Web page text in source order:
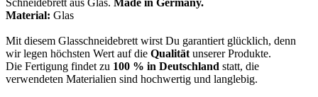
Material: Glas
Mit diesem Glasschneidebrett wirst Du garantiert glücklich, denn
wir legen höchsten Wert auf die Qualität unserer Produkte.
Die Fertigung findet zu 100 % in Deutschland statt, die
verwendeten Materialien sind hochwertig und langlebig.